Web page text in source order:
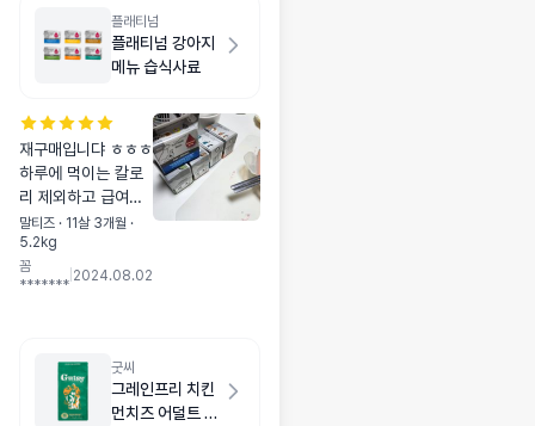
플래티넘
플래티넘 강아지
메뉴 습식사료
재구매입니댜 ㅎㅎㅎ
하루에 먹이는 칼로
리 제외하고 급여하
기~ 과식은 금지이
!,! 그나저나 뚜껑 넘
나 귀엽
말티즈 · 11살 3개월 ·
5.2kg
꼼
*******
2024.08.02
굿씨
그레인프리 치킨
먼치즈 어덜트 스